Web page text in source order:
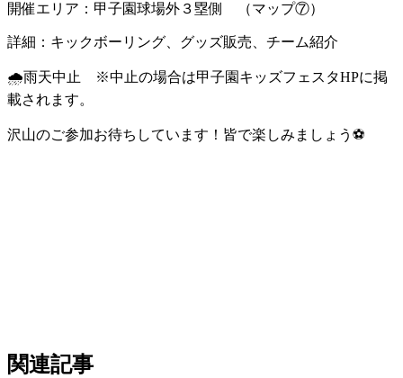
開催エリア：甲子園球場外３塁側 （マップ⑦）
詳細：キックボーリング、グッズ販売、チーム紹介
🌧雨天中止 ※中止の場合は甲子園キッズフェスタHPに掲
載されます。
沢山のご参加お待ちしています！皆で楽しみましょう⚽
関連記事